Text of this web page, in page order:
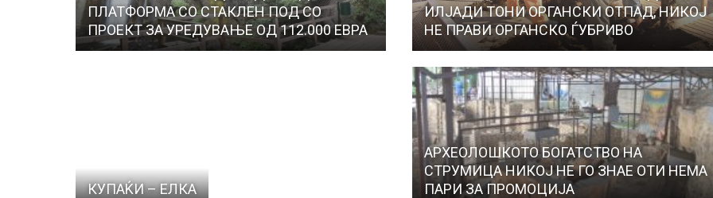
ПЛАТФОРМА СО СТАКЛЕН ПОД СО
ПРОЕКТ ЗА УРЕДУВАЊЕ ОД 112.000 ЕВРА
ИЛЈАДИ ТОНИ ОРГАНСКИ ОТПАД, НИКОЈ
НЕ ПРАВИ ОРГАНСКО ЃУБРИВО
КУПАЌИ – ЕЛКА
АРХЕОЛОШКОТО БОГАТСТВО НА
СТРУМИЦА НИКОЈ НЕ ГО ЗНАЕ ОТИ НЕМА
ПАРИ ЗА ПРОМОЦИЈА